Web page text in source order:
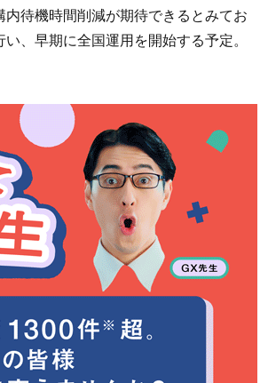
待機時間削減が期待できるとみてお
、早期に全国運用を開始する予定。